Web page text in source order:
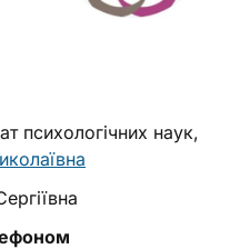
психологічних наук,